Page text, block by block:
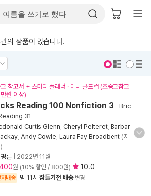
권의 상품이 있습니다.
참고서 + 스터디 플래너 · 미니 콜드컵 (초중고참고
원 이상)
Reading 100 Nonfiction 3 - Bric
31
Curtis Glenn Cheryl Pelteret Barbar
Andy Cowle Laura Fay Broadbent (지
론
2022년 11월
원 (10% 할인 / 800원) 10.0
자배송 밤 11시 잠들기전 배송 변경